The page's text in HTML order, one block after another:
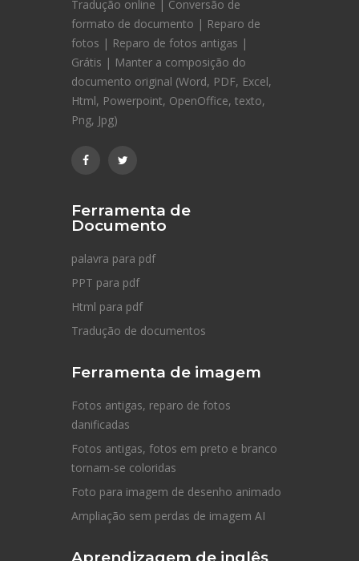
Tradução online | Conversão de
formato de documento | Reparo de
fotos | Reparo de fotos antigas |
Grátis | Manter a composição do
documento original (Word, PDF, Excel,
Html, Powerpoint, OpenOffice, texto,
Png, Jpg)
Ferramenta de
Documento
palavra para pdf
PPT para pdf
Html para pdf
Tradução de documentos
Ferramenta de imagem
Fotos antigas, reparo de fotos
danificadas
Fotos antigas, fotos em preto e branco
tornam-se coloridas
Foto para imagem de desenho animado
Ampliação sem perdas de imagem AI